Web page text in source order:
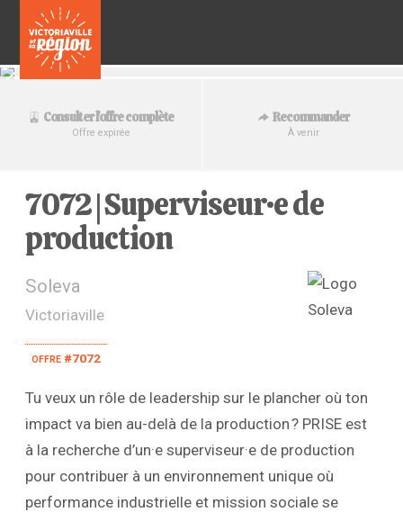
Consulter l'offre complète
Offre expirée
Recommander
À venir
7072 | Superviseur·e de
production
Soleva
Victoriaville
offre #7072
Tu veux un rôle de leadership sur le plancher où ton
impact va bien au-delà de la production ? PRISE est
à la recherche d’un·e superviseur·e de production
pour contribuer à un environnement unique où
performance industrielle et mission sociale se